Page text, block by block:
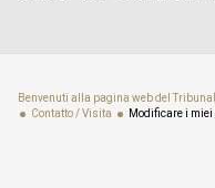
Benvenuti alla pagina web del
Contatto / Visita
Modificare i